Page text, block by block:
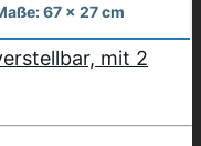
67 x 27 cm
mit 2